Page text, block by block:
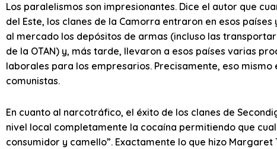
Los paralelismos son impresionantes. Dice el autor que
del Este, los clanes de la Camorra entraron en esos
al mercado los depósitos de armas (incluso las
de la OTAN) y, más tarde, llevaron a esos países varias
laborales para los empresarios. Precisamente, eso mismo
comunistas.
En cuanto al narcotráfico, el éxito de los clanes de
nivel local completamente la cocaína permitiendo que
consumidor y camello”. Exactamente lo que hizo